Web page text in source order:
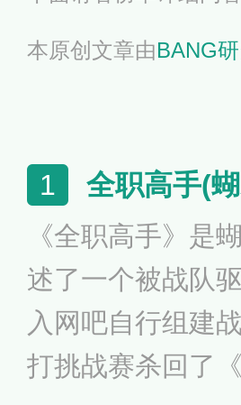
本原创文章由BANG
1 全职高手(
《全职高手》是
述了一个被战队
入网吧自行组建
打挑战赛杀回了